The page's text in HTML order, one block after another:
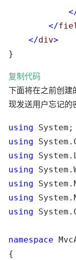
</
</div>
}
复制代码
下面将在之前创
现发送用户忘记的
using
using
using
using
using
using
using
namespace
{